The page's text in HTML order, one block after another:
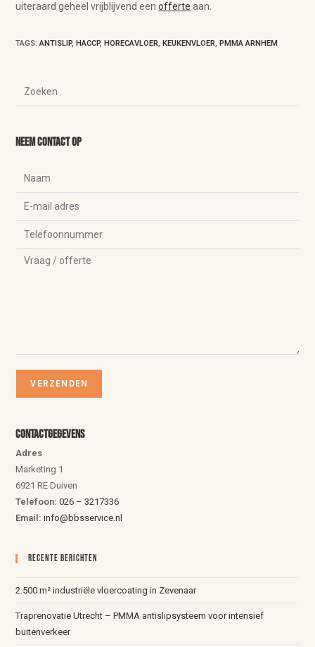
uiteraard geheel vrijblijvend eenofferte aan.
TAGS:ANTISLIP, HACCP, HORECAVLOER, KEUKENVLOER, PMMA ARNHEM
Neem contact op
Contactgegevens
Adres
Marketing 1
6921 RE Duiven
Telefoon:026 – 3217336
Email: info@bbsservice.nl
Recente Berichten
2.500 m² industriële vloercoating in Zevenaar
Traprenovatie Utrecht – PMMA antislipsysteem voor intensief
buitenverkeer